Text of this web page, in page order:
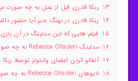
13 ربکا قادری قبل از عمل به چه صورت
14 ربکا قادری در نهنگ عنبر آیا حضور
15 فیلم هایی که این مدلینگ در آن
16 مدلینگ Rebecca Ghaderi به چه صورت می باشد؟
17 آنفالو کردن اعضای وانتونز توسط ربکا
18 لایوهای Rebecca Ghaderi به چه صورت می باشد؟